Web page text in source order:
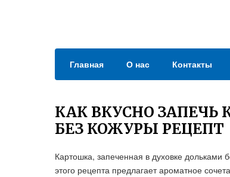
Главная О нас Контакты
КАК ВКУСНО
БЕЗ КОЖУРЫ РЕЦЕПТ
Картошка, запеченная в духовке дольками
этого рецепта предлагает ароматное